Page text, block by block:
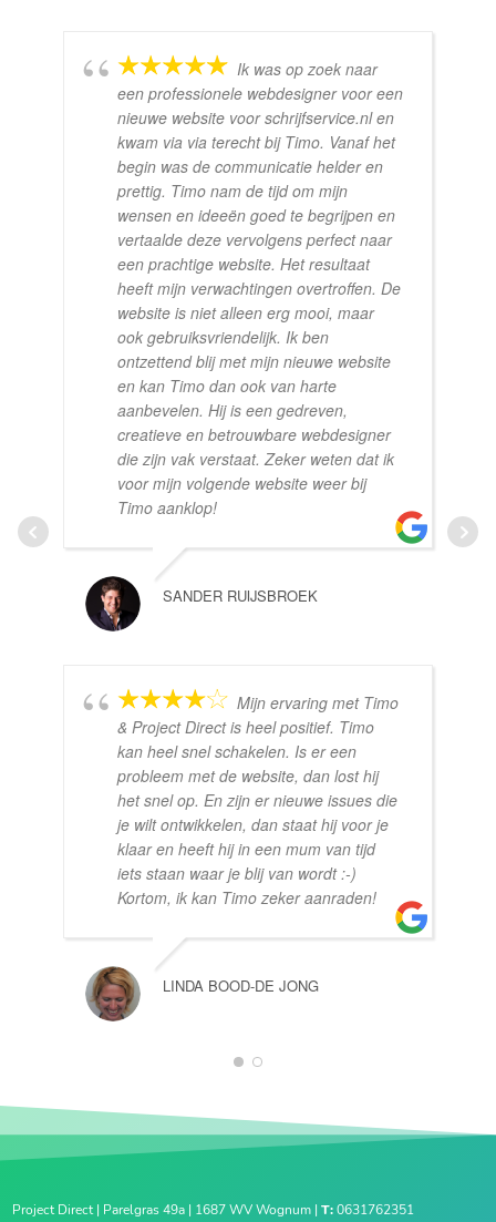
Ik was op zoek naar
een professionele webdesigner voor een
nieuwe website voor schrijfservice.nl en
kwam via via terecht bij Timo. Vanaf het
begin was de communicatie helder en
prettig. Timo nam de tijd om mijn
wensen en ideeën goed te begrijpen en
vertaalde deze vervolgens perfect naar
een prachtige website. Het resultaat
heeft mijn verwachtingen overtroffen. De
website is niet alleen erg mooi, maar
ook gebruiksvriendelijk. Ik ben
ontzettend blij met mijn nieuwe website
en kan Timo dan ook van harte
aanbevelen. Hij is een gedreven,
creatieve en betrouwbare webdesigner
die zijn vak verstaat. Zeker weten dat ik
voor mijn volgende website weer bij
Timo aanklop!
SANDER RUIJSBROEK
Mijn ervaring met Timo
& Project Direct is heel positief. Timo
kan heel snel schakelen. Is er een
probleem met de website, dan lost hij
het snel op. En zijn er nieuwe issues die
je wilt ontwikkelen, dan staat hij voor je
klaar en heeft hij in een mum van tijd
iets staan waar je blij van wordt :-)
Kortom, ik kan Timo zeker aanraden!
LINDA BOOD-DE JONG
1 2
Project Direct | Parelgras 49a | 1687 WV Wognum |T:0631762351